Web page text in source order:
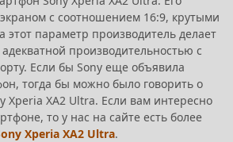
с соотношением 16:9, крутыми
параметр производитель делает
производительностью с
Если бы Sony еще объявила
тогда бы можно было говорить о
Xperia XA2 Ultra. Если вам интересно
то у нас на сайте есть более
Xperia XA2 Ultra.